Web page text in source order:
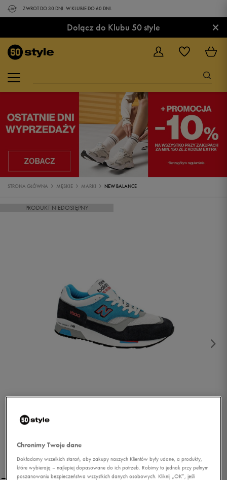
ZWROT DO 30 DNI. W KLUBIE DO 60 DNI.
Dołącz do Klubu 50 style ×
STRONA GŁÓWNA MĘSKIE MARKI NEW BALANCE
PRODUKT NIEDOSTĘPNY
Chronimy Twoje dane
Dokładamy wszelkich starań, aby zakupy naszych Klientów były udane, a produkty,
które wybierają – najlepiej dopasowane do ich potrzeb. Robimy to jednak przy pełnym
poszanowaniu bezpieczeństwa wszystkich danych osobowych. Kliknij „OK”, jeśli